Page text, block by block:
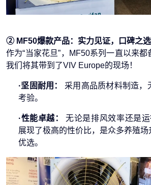
② MF50爆款产品：实力见证，口碑之选
作为“当家花旦”，MF50系列一直以来
我们将其带到了VIV Europe的现场！
·坚固耐用：
采用高品质材料制造，
考验。
·性能卓越：
无论是排风效率还是
展现了极高的性价比，是众多养殖
优选。